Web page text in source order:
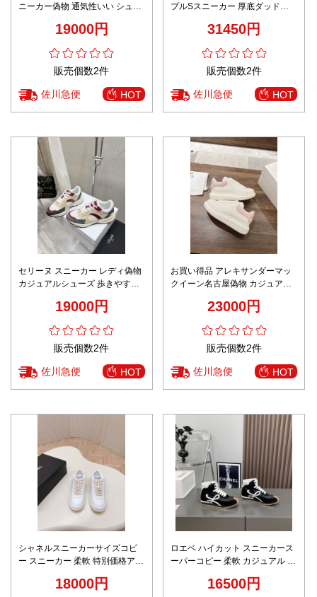
ニーカー偽物 通気性いい シュー
19000円
販売個数2件
佐川急便 HOT
プルSスニーカー 厚底ダッドシ
31450円
販売個数2件
佐川急便 HOT
セリーヌ スニーカー レディ偽物
カジュアルシューズ 歩きやすい
19000円
販売個数2件
佐川急便 HOT
お買い得品 アレキサンダーマッ
クイーン名古屋偽物 カジュアル
23000円
販売個数2件
佐川急便 HOT
シャネルスニーカーサイズコピ
ー スニーカー 柔軟 特別価格アイ
すい ホワイト18000円
ロエベ ハイカット スニーカース
ーパーコピー 柔軟 カジュアル 男
16500円